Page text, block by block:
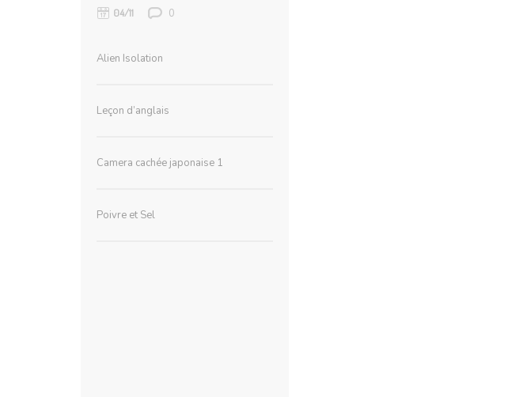
04/11 0
Alien Isolation
Leçon d’anglais
Camera cachée japonaise 1
Poivre et Sel